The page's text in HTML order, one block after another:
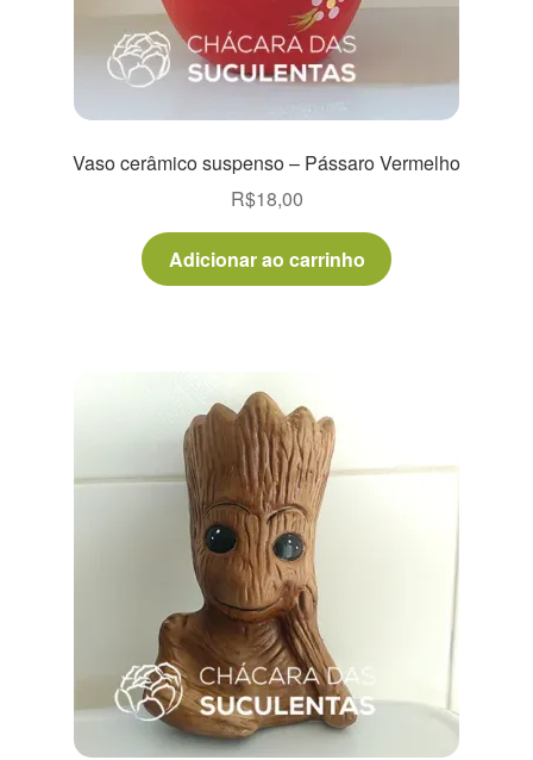
Vaso cerâmico suspenso – Pássaro Vermelho
R$18,00
Adicionar ao carrinho